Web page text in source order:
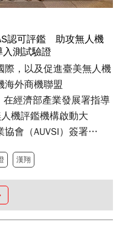
認可評鑑 助攻無人機
測試驗證
際，以及促進臺美無人機
海外商機聯盟
在經濟部產業發展署指導
機評鑑機構啟動大
會（AUVSI）簽署
國「綠色無人機系統
國境外第一個認可評鑑
入美國市場。
漢翔